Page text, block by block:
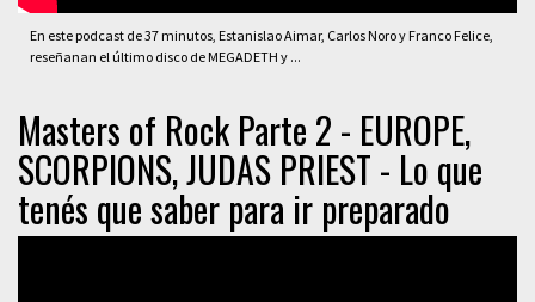
En este podcast de 37 minutos, Estanislao Aimar, Carlos Noro y Franco Felice,
reseñanan el último disco de MEGADETH y ...
Masters of Rock Parte 2 - EUROPE,
SCORPIONS, JUDAS PRIEST - Lo que
tenés que saber para ir preparado